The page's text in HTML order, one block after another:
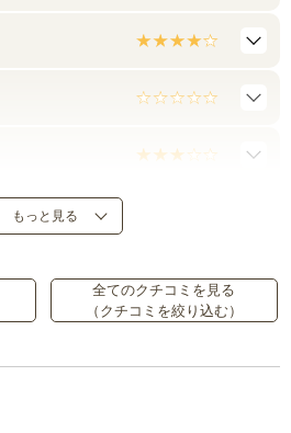
もっと見る
全てのクチコミを見る
（クチコミを絞り込む）